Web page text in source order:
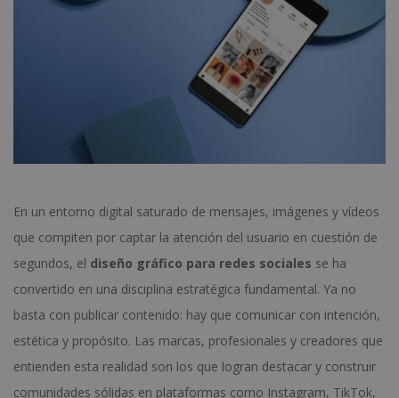
En un entorno digital saturado de mensajes, imágenes y vídeos
que compiten por captar la atención del usuario en cuestión de
segundos, el diseño gráfico para redes sociales se ha
convertido en una disciplina estratégica fundamental. Ya no
basta con publicar contenido: hay que comunicar con intención,
estética y propósito. Las marcas, profesionales y creadores que
entienden esta realidad son los que logran destacar y construir
comunidades sólidas en plataformas como Instagram, TikTok,